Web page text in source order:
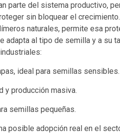
parte del sistema productivo,
sin bloquear el
naturales, permite esa
adapta al tipo de semilla y a su
ideal para semillas sensibles.
y producción masiva.
semillas pequeñas.
posible adopción real en el